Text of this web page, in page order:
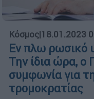
Κόσμος|18.01.2023
Εν πλω ρωσικό
Την ίδια ώρα, ο
συμφωνία για
τρομοκρατίας